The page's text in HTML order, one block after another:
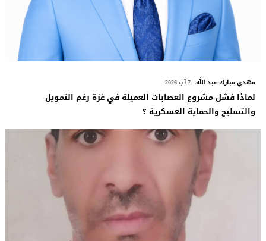
مهدي مبارك عبد الله- 7 آب 2026
لماذا فشل مشروع العصابات العميلة في غزة رغم التمويل
والتسليح والحماية العسكرية ؟